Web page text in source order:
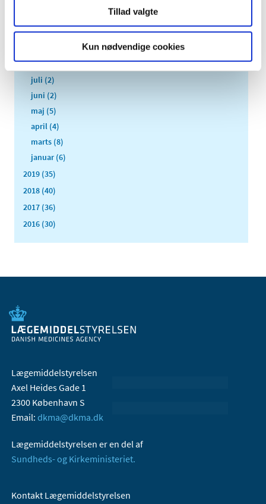
Tillad valgte
Kun nødvendige cookies
oktober (1)
august (10)
juli (2)
juni (2)
maj (5)
april (4)
marts (8)
januar (6)
2019 (35)
2018 (40)
2017 (36)
2016 (30)
Lægemiddelstyrelsen
Axel Heides Gade 1
2300 København S
Email: dkma@dkma.dk
Lægemiddelstyrelsen er en del af
Sundheds- og Kirkeministeriet.
Kontakt Lægemiddelstyrelsen